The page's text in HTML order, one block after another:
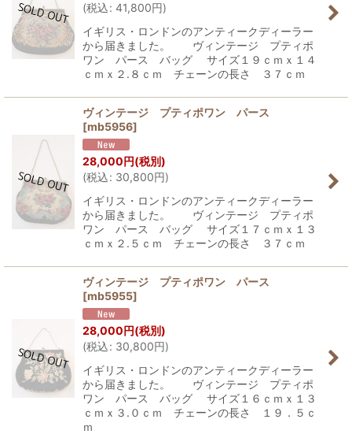
(税込: 41,800円)
イギリス・ロンドンのアンティークディーラー
から届きました。 ヴィンテージ プティポ
ワン パース バッグ サイズ１９ｃｍｘ１４
ｃｍｘ２.８ｃｍ チェーンの長さ ３７ｃｍ
ヴィンテージ プティポワン パース
[mb5956]
28,000円(税別)
(税込: 30,800円)
イギリス・ロンドンのアンティークディーラー
から届きました。 ヴィンテージ プティポ
ワン パース バッグ サイズ１７ｃｍｘ１３
ｃｍｘ２.５ｃｍ チェーンの長さ ３７ｃｍ
ヴィンテージ プティポワン パース
[mb5955]
28,000円(税別)
(税込: 30,800円)
イギリス・ロンドンのアンティークディーラー
から届きました。 ヴィンテージ プティポ
ワン パース バッグ サイズ１６ｃｍｘ１３
ｃｍｘ３.０ｃｍ チェーンの長さ １９．５ｃ
ｍ